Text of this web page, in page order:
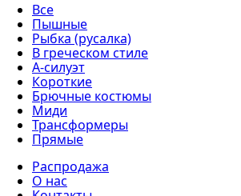
Все
Пышные
Рыбка (русалка)
В греческом стиле
А-силуэт
Короткие
Брючные костюмы
Миди
Трансформеры
Прямые
Распродажа
О нас